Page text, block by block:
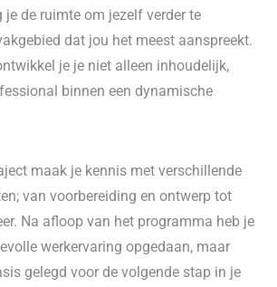
je de ruimte om jezelf verder te
dat jou het meest aanspreekt.
je je niet alleen inhoudelijk,
binnen een dynamische
maak je kennis met verschillende
van voorbereiding en ontwerp tot
Na afloop van het programma heb je
werkervaring opgedaan, maar
gelegd voor de volgende stap in je